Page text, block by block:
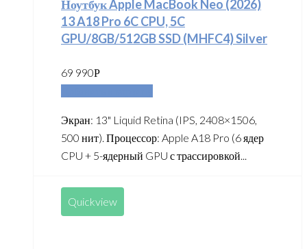
Ноутбук Apple MacBook Neo (2026)
13 A18 Pro 6C CPU, 5C
GPU/8GB/512GB SSD (MHFC4) Silver
69 990Р
Экран: 13" Liquid Retina (IPS, 2408×1506,
500 нит). Процессор: Apple A18 Pro (6 ядер
CPU + 5-ядерный GPU с трассировкой...
Quickview